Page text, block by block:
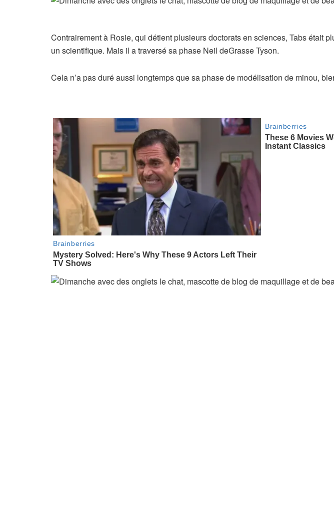
Contrairement à Rosie, qui détient plusieurs doctorats en sciences, Tabs était
un scientifique. Mais il a traversé sa phase Neil deGrasse Tyson.
Cela n’a pas duré aussi longtemps que sa phase de modélisation de minou,